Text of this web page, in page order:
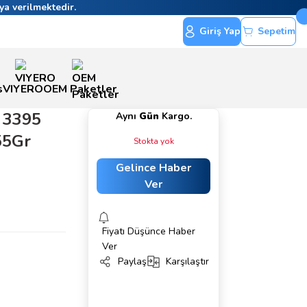
verilmektedir.
Giriş Yap
Sepetim
VIYEROOEM Paketler
Aynı Gün Kargo.
Stokta yok
Gelince Haber
Ver
Fiyatı Düşünce Haber
Ver
Paylaş
Karşılaştır